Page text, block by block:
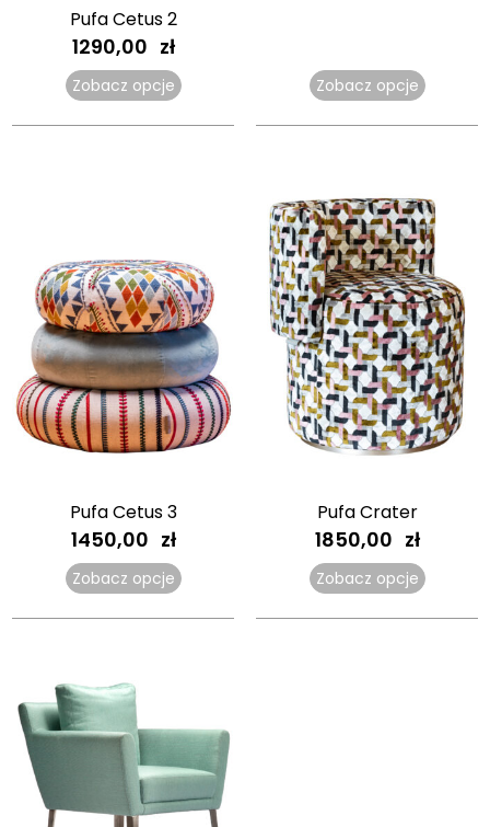
Pufa Cetus 2
1290,00 zł
Zobacz opcje Zobacz opcje
Pufa Cetus 3
1450,00 zł
Zobacz opcje
Pufa Crater
1850,00 zł
Zobacz opcje